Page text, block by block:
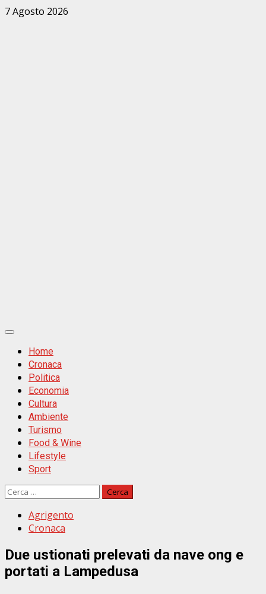
Zum
7 Agosto 2026
Primäres
MenüHome
Cronaca
Politica
Economia
Cultura
Ambiente
Turismo
Food & Wine
Lifestyle
Sport
Ricerca
Agrigento
Cronaca
Due ustionati prelevati da nave ong e
portati a Lampedusa